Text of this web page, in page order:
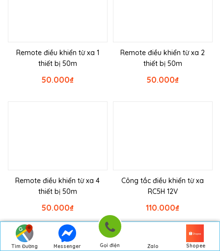
Tìm Đường
Messenger Gọi điện Zalo Shopee
Remote điều khiển từ xa 1
thiết bị 50m
₫
50.000
Remote điều khiển từ xa 2
thiết bị 50m
₫
50.000
Remote điều khiển từ xa 4
thiết bị 50m
₫
50.000
Công tắc điều khiển từ xa
RC5H 12V
₫
110.000